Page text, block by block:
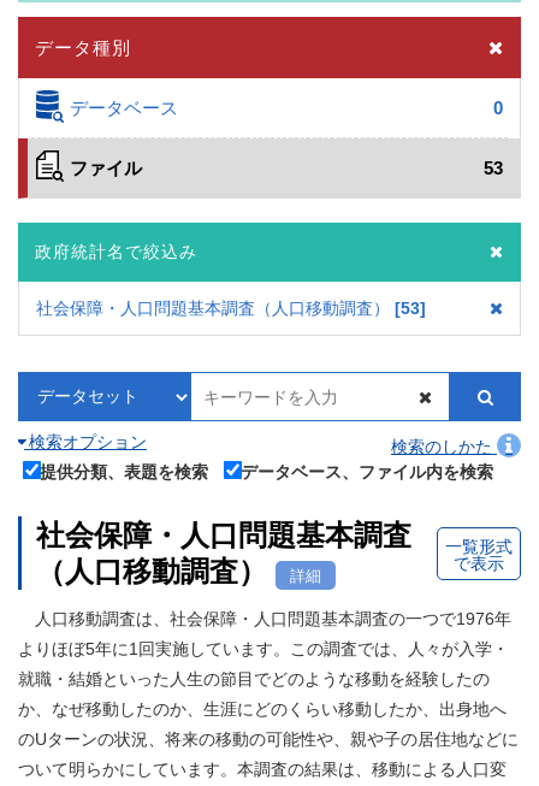
データ種別
データベース 0
ファイル 53
政府統計名で絞込み
社会保障・人口問題基本調査（人口移動調査） 53
検索オプション
検索のしかた
提供分類、表題を検索
データベース、ファイル内を検索
社会保障・人口問題基本調査
（人口移動調査）
詳細
一覧形式
で表示
人口移動調査は、社会保障・人口問題基本調査の一つで1976年
よりほぼ5年に1回実施しています。この調査では、人々が入学・
就職・結婚といった人生の節目でどのような移動を経験したの
か、なぜ移動したのか、生涯にどのくらい移動したか、出身地へ
のUターンの状況、将来の移動の可能性や、親や子の居住地などに
ついて明らかにしています。本調査の結果は、移動による人口変